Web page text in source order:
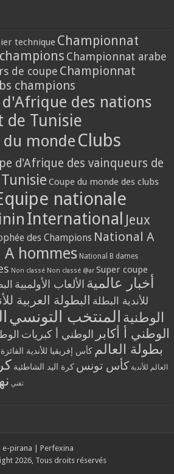
technique Championnat
Championnat arabe
de coupe Championnat
champions
des nations
de Tunisie
monde Clubs
d'Afrique des vainqueurs de
Coupe du monde des clubs
nationale
International Jeux
des Champions National A
hommes National B dames
Non classé Non classé @ar Super coupe
أخبار عالمية الألعاب الأولمبية
للأندية البطلة البطولة العربية
الوطنية المنتخب التونسي
الوطني أ أكابر الوطني أ كبريات
بطولة العالم كأس إفريقيا للأندية
العالم للأندية كأس تونس كرة اليد الشاطئية
تقني
e-pirana
Perfexina
2026, Tous droits réservés